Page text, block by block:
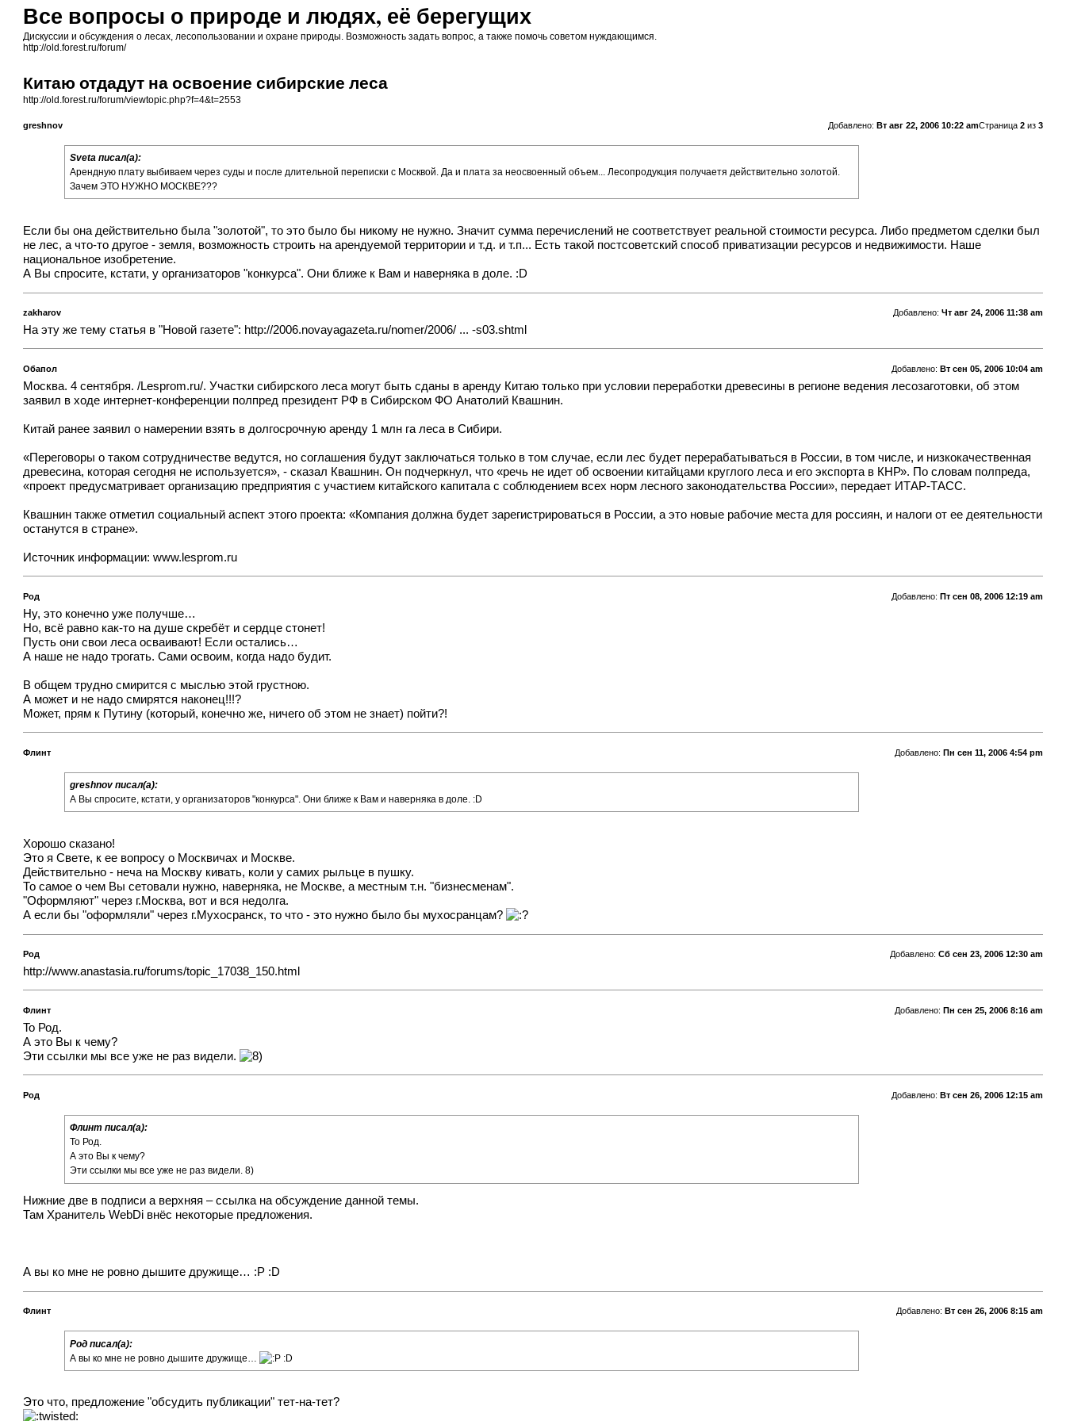
Все вопросы о природе и людях, её берегущих
Дискуссии и обсуждения о лесах, лесопользовании и охране природы. Возможность задать вопрос, а также помочь советом нуждающимся.
http://old.forest.ru/forum/
Китаю отдадут на освоение сибирские леса
http://old.forest.ru/forum/viewtopic.php?f=4&t=2553
Страница 2из 3
Добавлено: Вт авг 22, 2006 10:22 am
greshnov
Sveta писал(а):
Арендную плату выбиваем через суды и после длительной переписки с Москвой. Да и плата за неосвоенный объем... Лесопродукция получаетя действительно золотой.
Зачем ЭТО НУЖНО МОСКВЕ???
Если бы она действительно была "золотой", то это было бы никому не нужно. Значит сумма перечислений не соответствует реальной стоимости ресурса. Либо предметом сделки был
не лес, а что-то другое - земля, возможность строить на арендуемой территории и т.д. и т.п... Есть такой постсоветский способ приватизации ресурсов и недвижимости. Наше
национальное изобретение.
А Вы спросите, кстати, у организаторов "конкурса". Они ближе к Вам и наверняка в доле. :D
Добавлено: Чт авг 24, 2006 11:38 am
zakharov
На эту же тему статья в "Новой газете": http://2006.novayagazeta.ru/nomer/2006/ ... -s03.shtml
Добавлено: Вт сен 05, 2006 10:04 am
Обапол
Москва. 4 сентября. /Lesprom.ru/. Участки сибирского леса могут быть сданы в аренду Китаю только при условии переработки древесины в регионе ведения лесозаготовки, об этом
заявил в ходе интернет-конференции полпред президент РФ в Сибирском ФО Анатолий Квашнин.
Китай ранее заявил о намерении взять в долгосрочную аренду 1 млн га леса в Сибири.
«Переговоры о таком сотрудничестве ведутся, но соглашения будут заключаться только в том случае, если лес будет перерабатываться в России, в том числе, и низкокачественная
древесина, которая сегодня не используется», - сказал Квашнин. Он подчеркнул, что «речь не идет об освоении китайцами круглого леса и его экспорта в КНР». По словам полпреда,
«проект предусматривает организацию предприятия с участием китайского капитала с соблюдением всех норм лесного законодательства России», передает ИТАР-ТАСС.
Квашнин также отметил социальный аспект этого проекта: «Компания должна будет зарегистрироваться в России, а это новые рабочие места для россиян, и налоги от ее деятельности
останутся в стране».
Источник информации:www.lesprom.ru
Добавлено: Пт сен 08, 2006 12:19 am
Род
Ну, это конечно уже получше…
Но, всё равно как-то на душе скребёт и сердце стонет!
Пусть они свои леса осваивают! Если остались…
А наше не надо трогать. Сами освоим, когда надо будит.
В общем трудно смирится с мыслью этой грустною.
А может и не надо смирятся наконец!!!?
Может, прям к Путину (который, конечно же, ничего об этом не знает) пойти?!
Добавлено: Пн сен 11, 2006 4:54 pm
Флинт
greshnov писал(а):
А Вы спросите, кстати, у организаторов "конкурса". Они ближе к Вам и наверняка в доле. :D
Хорошо сказано!
Это я Свете, к ее вопросу о Москвичах и Москве.
Действительно - неча на Москву кивать, коли у самих рыльце в пушку.
То самое о чем Вы сетовали нужно, наверняка, не Москве, а местным т.н. "бизнесменам".
"Оформляют" через г.Москва, вот и вся недолга.
А если бы "оформляли" через г.Мухосранск, то что - это нужно было бы мухосранцам?
Добавлено: Сб сен 23, 2006 12:30 am
Род
http://www.anastasia.ru/forums/topic_17038_150.html
Добавлено: Пн сен 25, 2006 8:16 am
Флинт
To Род.
А это Вы к чему?
Эти ссылки мы все уже не раз видели.
Добавлено: Вт сен 26, 2006 12:15 am
Род
Флинт писал(а):
To Род.
А это Вы к чему?
Эти ссылки мы все уже не раз видели. 8)
Нижние две в подписи а верхняя – ссылка на обсуждение данной темы.
Там Хранитель WebDi внёс некоторые предложения.
А вы ко мне не ровно дышите дружище… :P :D
Добавлено: Вт сен 26, 2006 8:15 am
Флинт
Род писал(а):
А вы ко мне не ровно дышите дружище…
:D
Это что, предложение "обсудить публикации" тет-на-тет?